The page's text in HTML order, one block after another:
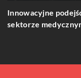
Innowacyjne
sektorze